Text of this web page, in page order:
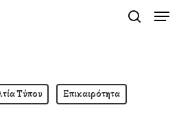
Τύπου Επικαιρότητα